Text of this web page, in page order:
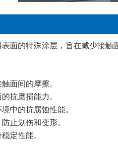
面的特殊涂层，旨在减少接触
面间的摩擦。
抗磨损能力。
中的抗腐蚀性能。
止划伤和变形。
定性能。